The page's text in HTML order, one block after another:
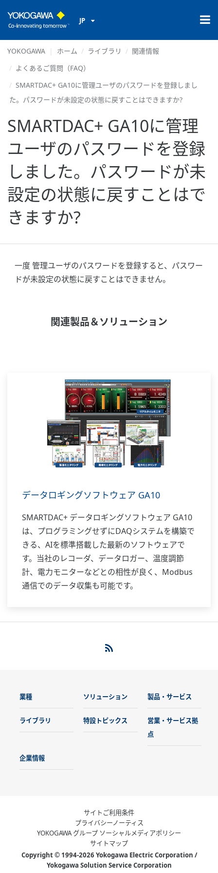
JP
YOKOGAWA ホーム ライブラリ
関連情報
よくあるご質問（FAQ）
SMARTDAC+ GA10に管理ユーザのパスワードを登録しまし
た。パスワードが未設定の状態に戻すことはできますか?
SMARTDAC+ GA10に管理
ユーザのパスワードを登録
しました。パスワードが未
設定の状態に戻すことはで
きますか?
一度 管理ユーザのパスワードを登録すると、パスワー
ドが未設定の状態に戻すことはできません。
関連製品＆ソリューション
データロギングソフトウェア GA10
SMARTDAC+ データロギングソフトウェア GA10
は、プログラミングせずにDAQシステムを構築で
きる、AIを標準搭載した最新のソフトウェアで
す。当社のレコーダ、データロガー、温度調節
計、電力モニターなどとの相性が良く、Modbus
通信でのデータ収集も可能です。
業種 ソリューション 製品・サービス
ライブラリ 特設トピックス
営業・サービス拠
点
企業情報
サイトご利用条件
プライバシーノーティス
YOKOGAWA グループ ソーシャルメディアポリシー
サイトマップ
Copyright © 1994-2026 Yokogawa Electric Corporation /
Yokogawa Solution Service Corporation